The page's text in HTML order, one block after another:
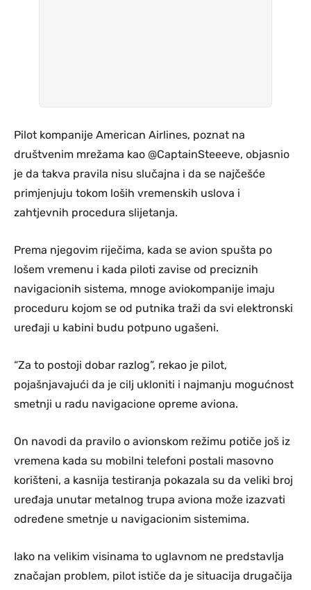
Pilot kompanije American Airlines, poznat na
društvenim mrežama kao @CaptainSteeeve, objasnio
je da takva pravila nisu slučajna i da se najčešće
primjenjuju tokom loših vremenskih uslova i
zahtjevnih procedura slijetanja.
Prema njegovim riječima, kada se avion spušta po
lošem vremenu i kada piloti zavise od preciznih
navigacionih sistema, mnoge aviokompanije imaju
proceduru kojom se od putnika traži da svi elektronski
uređaji u kabini budu potpuno ugašeni.
“Za to postoji dobar razlog”, rekao je pilot,
pojašnjavajući da je cilj ukloniti i najmanju mogućnost
smetnji u radu navigacione opreme aviona.
On navodi da pravilo o avionskom režimu potiče još iz
vremena kada su mobilni telefoni postali masovno
korišteni, a kasnija testiranja pokazala su da veliki broj
uređaja unutar metalnog trupa aviona može izazvati
određene smetnje u navigacionim sistemima.
Iako na velikim visinama to uglavnom ne predstavlja
značajan problem, pilot ističe da je situacija drugačija